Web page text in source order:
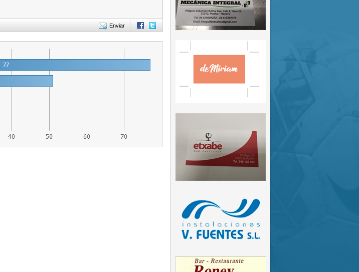
Enviar